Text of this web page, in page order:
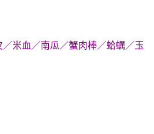
米血／南瓜／蟹肉棒／蛤蠣／玉